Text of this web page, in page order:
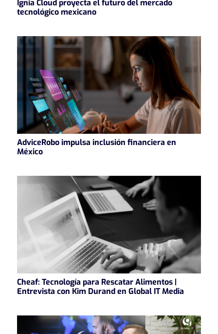
Ignia Cloud proyecta el futuro del mercado
tecnológico mexicano
AdviceRobo impulsa inclusión financiera en
México
Cheaf: Tecnología para Rescatar Alimentos |
Entrevista con Kim Durand en Global IT Media